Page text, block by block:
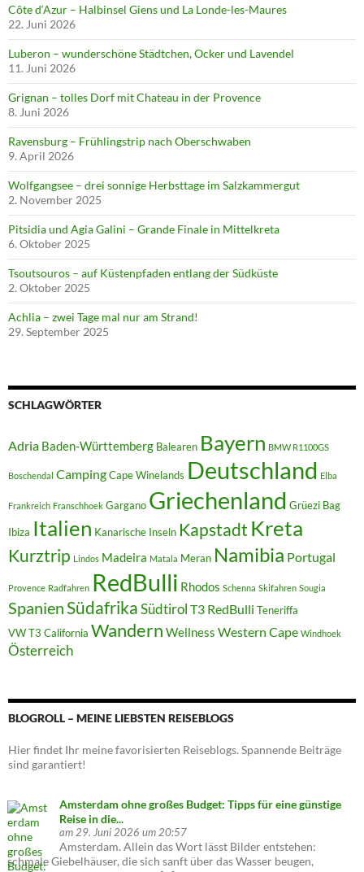
Côte d‘Azur – Halbinsel Giens und La Londe-les-Maures
22. Juni 2026
Luberon – wunderschöne Städtchen, Ocker und Lavendel
11. Juni 2026
Grignan – tolles Dorf mit Chateau in der Provence
8. Juni 2026
Ravensburg – Frühlingstrip nach Oberschwaben
9. April 2026
Wolfgangsee – drei sonnige Herbsttage im Salzkammergut
2. November 2025
Pitsidia und Agia Galini – Grande Finale in Mittelkreta
6. Oktober 2025
Tsoutsouros – auf Küstenpfaden entlang der Südküste
2. Oktober 2025
Achlia – zwei Tage mal nur am Strand!
29. September 2025
SCHLAGWÖRTER
Adria Baden-Württemberg Balearen Bayern BMW R1100GS
Boschendal CampingCape Winelands Deutschland Elba
Frankreich Franschhoek Gargano Griechenland Grüezi Bag
Ibiza Italien Kanarische Inseln Kapstadt Kreta
Kurztrip Lindos Madeira Matala Meran Namibia Portugal
Provence Radfahren RedBulli Rhodos Schenna Skifahren Sougia
SpanienSüdafrikaSüdtirol T3 RedBulli Teneriffa
VW T3 California Wandern Wellness Western Cape Windhoek
Österreich
BLOGROLL – MEINE LIEBSTEN REISEBLOGS
Hier findet Ihr meine favorisierten Reiseblogs. Spannende Beiträge
sind garantiert!
Amsterdam ohne großes Budget: Tipps für eine günstige
Reise in die...
am 29. Juni 2026 um 20:57
Amsterdam. Allein das Wort lässt Bilder entstehen:
schmale Giebelhäuser, die sich sanft über das Wasser beugen,